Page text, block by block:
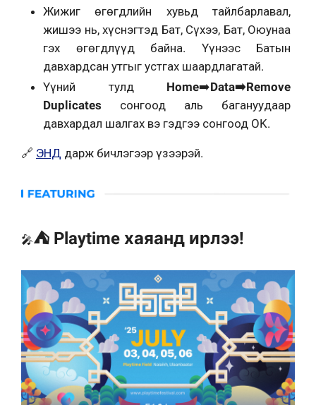
Жижиг өгөгдлийн хувьд тайлбарлавал,
жишээ нь, хүснэгтэд Бат, Сүхээ, Бат, Оюунаа
гэх өгөгдлүүд байна. Үүнээс Батын
давхардсан утгыг устгах шаардлагатай.
Үүний тулд Home➡️Data➡️Remove
Duplicates сонгоод аль багануудаар
давхардал шалгах вэ гэдгээ сонгоод OK.
🔗 ЭНД дарж бичлэгээр үзээрэй.
🎤⛺ Playtime хаяанд ирлээ!